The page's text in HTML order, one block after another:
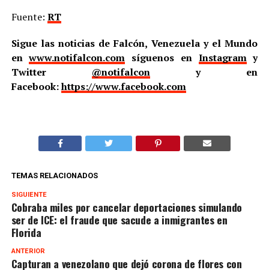
Fuente: RT
Sigue las noticias de Falcón, Venezuela y el Mundo
enwww.notifalcon.com síguenos en Instagramy
Twitter @notifalcony en
Facebook:https://www.facebook.com
TEMAS RELACIONADOS
SIGUIENTE
Cobraba miles por cancelar deportaciones simulando
ser de ICE: el fraude que sacude a inmigrantes en
Florida
ANTERIOR
Capturan a venezolano que dejó corona de flores con